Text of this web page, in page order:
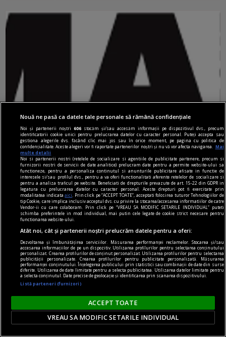
Din vieaţa unui extremist de centru...
Un aspect al sărăciei
Se constată, în cadrul mizeriei generale şi
inflaţiei pamfletare, o sărăcire a injuriei prin care
omul îşi dezvăluie, ceas de ceas, dispreţul faţă de
om. Să luăm, ca în geometrie, o dreaptă, două
drepte, trei stîngi, fie şi un pumn în cap.
Radu COSAŞU
Nouă ne pasă ca datele tale personale să rămână confidențiale
Noi și partenerii noștri606 stocăm și/sau accesăm informații pe dispozitivul dvs., precum
identificatorii cookie unici pentru prelucrarea datelor cu caracter personal. Puteți accepta sau
gestiona alegerile dvs. făcând clic mai jos sau în orice moment, pe pagina cu politica de
confidențialitate. Aceste alegeri vor fi raportate partenerilor noștri și nu vă vor afecta navigarea.
Mai
multe detalii
Noi si partenerii nostri (retelele de socializare si agentiile de publicitate partenere, precum si
furnizorii nostri de servicii de date analitice) prelucram date pentru a permite website-ului sa
functioneze, pentru a personaliza continutul si anunturile publicitare afisate in functie de
interesele si/sau profilul dvs., pentru a va oferi functionalitati aferente retelelor de socializare si
pentru a analiza traficul pe website. Beneficiati de drepturile prevazute de art. 15-22 din GDPR in
legatura cu prelucrarea datelor cu caracter personal. Aceste drepturi pot fi exercitate prin
modalitatea indicataaici
. Prin click pe “ACCEPT TOATE”, acceptati folosirea tuturor Tehnologiilor de
tip Cookie, care implica inclusiv acceptul dvs. cu privire la stocarea/accesarea informatiilor de catre
Vendor-ii cu care colaboram. Prin click pe “VREAU SA MODIFIC SETARILE INDIVIDUAL” puteti
schimba preferintele in mod individual, mai putin cele legate de cookie strict necesare pentru
functionarea website-ului.
Atât noi, cât și partenerii noștri prelucrăm datele pentru a oferi:
Dezvoltarea și îmbunătățirea serviciilor. Măsurarea performanței reclamelor. Stocarea și/sau
accesarea informațiilor de pe un dispozitiv. Utilizarea profilurilor pentru selectarea conținutului
personalizat. Crearea profilurilor de conținut personalizat. Utilizarea profilurilor pentru selectarea
publicității personalizate. Crearea profilurilor pentru publicitate personalizată. Măsurarea
performanței conținutului. Înțelegerea publicului prin statistici sau combinații de date din surse
diferite. Utilizarea de date limitate pentru a selecta publicitatea. Utilizarea datelor limitate pentru
a selecta conținutul. Date precise de geolocație și identificarea prin scanarea dispozitivului.
Listă parteneri (furnizori)
ACCEPT TOATE
VREAU SA MODIFIC SETARILE INDIVIDUAL